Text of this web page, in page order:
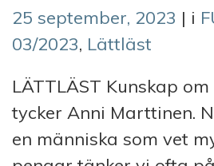
25 september, 2023 | i
03/2023, Lättläst
LÄTTLÄST Kunskap
tycker Anni Marttinen.
en människa som vet